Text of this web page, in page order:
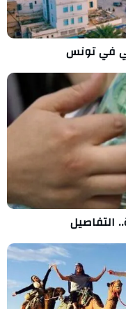
في تونس
التفاصيل